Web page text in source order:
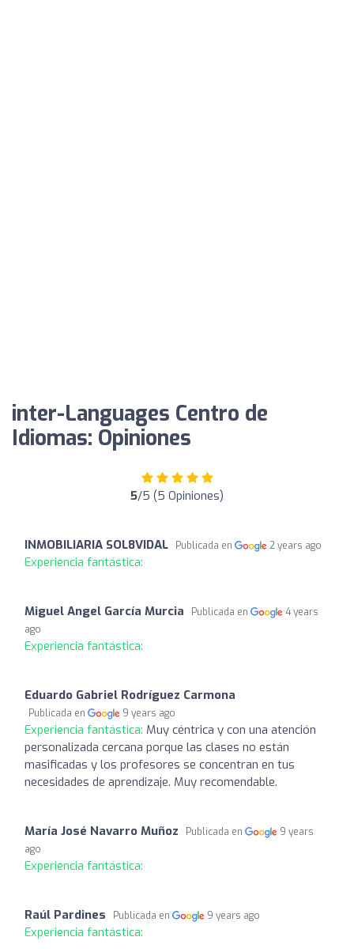
inter-Languages Centro de
Idiomas: Opiniones
5/5 (5 Opiniones)
INMOBILIARIA SOL8VIDAL Publicada en 2 years ago
Experiencia fantástica:
Miguel Angel García Murcia Publicada en
4 years
ago
Experiencia fantástica:
Eduardo Gabriel Rodríguez Carmona
Publicada en 9 years ago
Experiencia fantástica: Muy céntrica y con una atención
personalizada cercana porque las clases no están
masificadas y los profesores se concentran en tus
necesidades de aprendizaje. Muy recomendable.
María José Navarro Muñoz Publicada en
9 years
ago
Experiencia fantástica:
Raúl Pardines Publicada en 9 years ago
Experiencia fantástica: